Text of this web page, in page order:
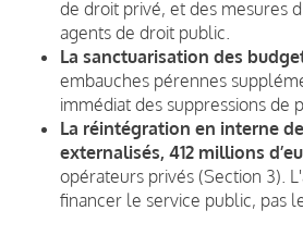
de droit privé, et des mesures
agents de droit public.
La sanctuarisation des
embauches pérennes
immédiat des suppressions de
La réintégration en interne
externalisés, 412 millions
opérateurs privés (Section 3).
financer le service public, pas